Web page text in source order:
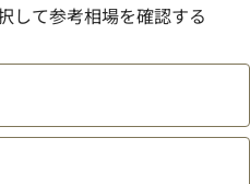
して参考相場を確認する